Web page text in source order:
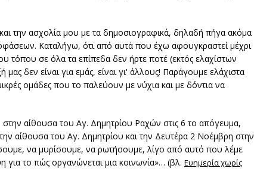
την ασχολία μου με τα δημοσιογραφικά, δηλαδή πήγα ακόμα
Καταλήγω, ότι από αυτά που έχω αφουγκραστεί μέχρι
τόπου σε όλα τα επίπεδα δεν ήρτε ποτέ (εκτός ελαχίστων
δεν είναι για εμάς, είναι γι' άλλους! Παράγουμε ελάχιστα
ομάδες που το παλεύουν με νύχια και με δόντια να
αίθουσα του Αγ. Δημητρίου Ραχών στις 6 το απόγευμα,
αίθουσα του Αγ. Δημητρίου και την Δευτέρα 2 Νοέμβρη στην
να μυρίσουμε, να ρωτήσουμε, λίγο από αυτό που λέμε
το πώς οργανώνεται μια κοινωνία»… (βλ. Ευημερία χωρίς